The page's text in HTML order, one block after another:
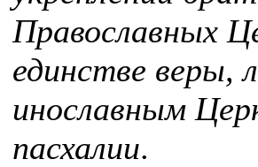
Православных
единстве веры,
инославным
пасхалии.